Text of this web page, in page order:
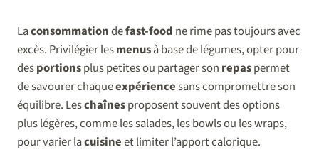
Laconsommationdefast-food ne rime pas toujours avec
excès. Privilégier lesmenusà base de légumes, opter pour
desportionsplus petites ou partager son repaspermet
de savourer chaqueexpériencesans compromettre son
équilibre. Leschaînesproposent souvent des options
plus légères, comme les salades, les bowls ou les wraps,
pour varier lacuisineet limiter l’apport calorique.